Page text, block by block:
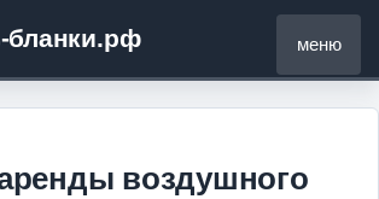
бланки.рф
воздушного
меню